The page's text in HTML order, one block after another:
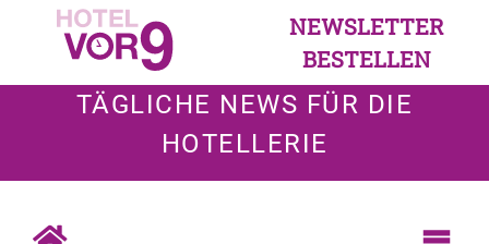
NEWSLETTER
BESTELLEN
TÄGLICHE NEWS FÜR DIE
HOTELLERIE